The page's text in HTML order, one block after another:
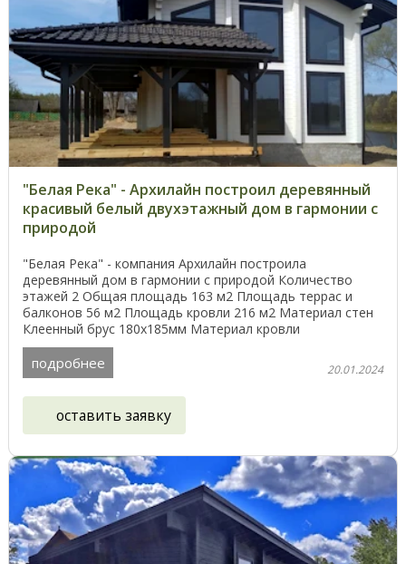
"Белая Река" - Архилайн построил деревянный
красивый белый двухэтажный дом в гармонии с
природой
"Белая Река" - компания Архилайн построила
деревянный дом в гармонии с природой Количество
этажей 2 Общая площадь 163 м2 Площадь террас и
балконов 56 м2 Площадь кровли 216 м2 Материал стен
Клеенный брус 180х185мм Материал кровли
Керамическая ...
подробнее 20.01.2024
оставить заявку